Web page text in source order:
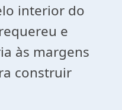
interior do
e
às margens
construir